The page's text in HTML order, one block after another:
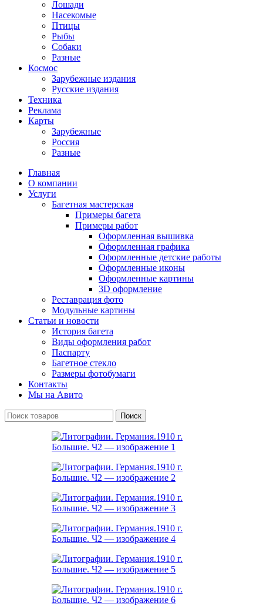
Лошади
Насекомые
Птицы
Рыбы
Собаки
Разные
Космос
Зарубежные издания
Русские издания
Техника
Реклама
Карты
Зарубежные
Россия
Разные
Главная
О компании
Услуги
Багетная мастерская
Примеры багета
Примеры работ
Оформленная вышивка
Оформленная графика
Оформленные детские работы
Оформленные иконы
Оформленные картины
3D оформление
Реставрация фото
Модульные картины
Статьи и новости
История багета
Виды оформления работ
Паспарту
Багетное стекло
Размеры фотобумаги
Контакты
Мы на Авито
Поиск